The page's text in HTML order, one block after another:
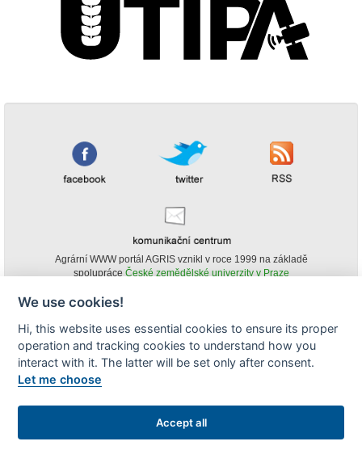
Agrární WWW portál AGRIS vznikl v roce 1999 na základě
spolupráce České zemědělské univerzity v Praze
obsahu agrárního WWW portálu AGRIS je možné
(pokud není uvedeno jinak) pouze za podmínky uvedení zdroje v podobě
www.agris.cz a data publikace v AGRISu.
We use cookies!
Hi, this website uses essential cookies to ensure its proper
operation and tracking cookies to understand how you
interact with it. The latter will be set only after consent.
Let me choose
Accept all